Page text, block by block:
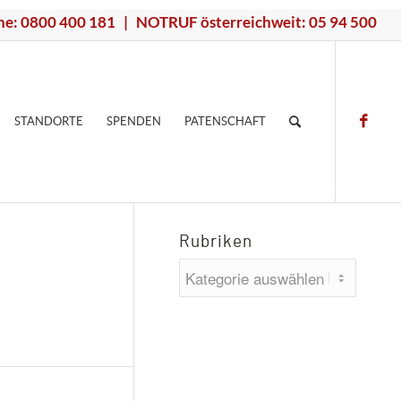
0800 400 181 | NOTRUF österreichweit: 05 94 500
STANDORTE SPENDEN PATENSCHAFT
Rubriken